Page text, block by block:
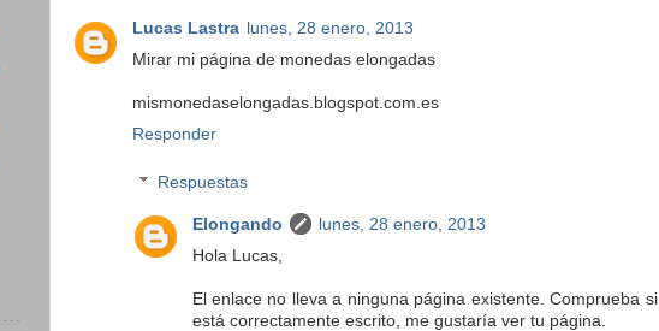
Lucas Lastra
lunes, 28 enero, 2013
Mirar mi página de monedas elongadas
mismonedaselongadas.blogspot.com.es
Responder
Respuestas
Elongando
lunes, 28 enero, 2013
Hola Lucas,
El enlace no lleva a ninguna página existente. Comprueba si
está correctamente escrito, me gustaría ver tu página.